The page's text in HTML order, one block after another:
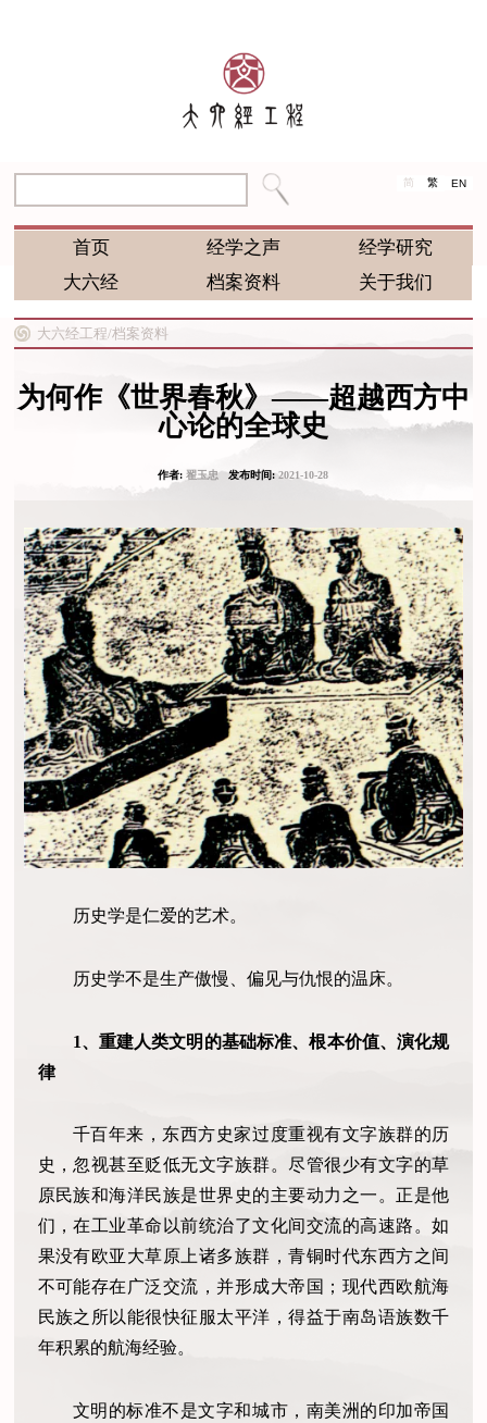
简 繁 EN
首页 经学之声
经学研究
大六经
档案资料 关于我们
大六经工程/档案资料
为何作《世界春秋》——超越西方中
心论的全球史
作者:翟玉忠发布时间:2021-10-28
历史学是仁爱的艺术。
历史学不是生产傲慢、偏见与仇恨的温床。
1、重建人类文明的基础标准、根本价值、演化规
律
千百年来，东西方史家过度重视有文字族群的历
史，忽视甚至贬低无文字族群。尽管很少有文字的草
原民族和海洋民族是世界史的主要动力之一。正是他
们，在工业革命以前统治了文化间交流的高速路。如
果没有欧亚大草原上诸多族群，青铜时代东西方之间
不可能存在广泛交流，并形成大帝国；现代西欧航海
民族之所以能很快征服太平洋，得益于南岛语族数千
年积累的航海经验。
文明的标准不是文字和城市，南美洲的印加帝国